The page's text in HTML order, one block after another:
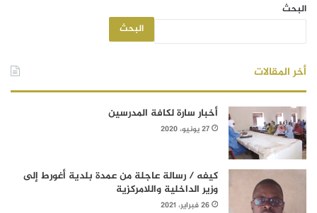
البحث
البحث
أخر المقالات
أخبار سارة لكافة المدرسين
27 يونيو، 2020
كيفه / رسالة عاجلة من عمدة بلدية أغورط إلى
وزير الداخلية واللامركزية
26 فبراير، 2021